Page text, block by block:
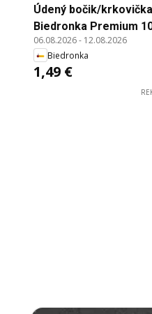
Údený bočik/
Biedronka Premium
06.08.2026- 12.08.2026
Biedronka
1,49 €